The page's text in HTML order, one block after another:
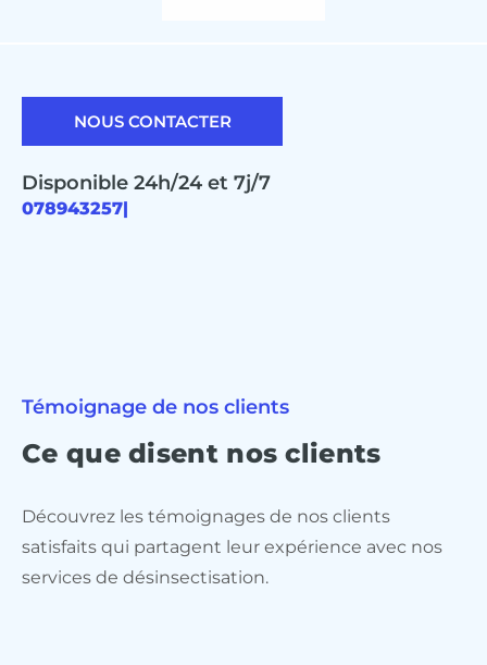
NOUS CONTACTER
Disponible 24h/24 et 7j/7
|
Témoignage de nos clients
Ce que disent nos clients
Découvrez les témoignages de nos clients
satisfaits qui partagent leur expérience avec nos
services de désinsectisation.